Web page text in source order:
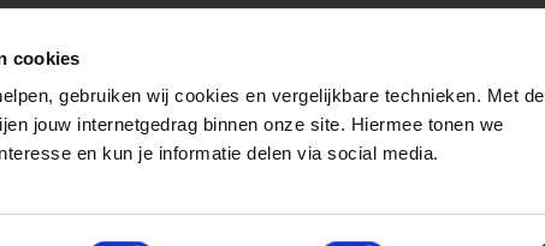
cookies
gebruiken wij cookies en vergelijkbare technieken. Met de
jouw internetgedrag binnen onze site. Hiermee tonen we
en kun je informatie delen via social media.